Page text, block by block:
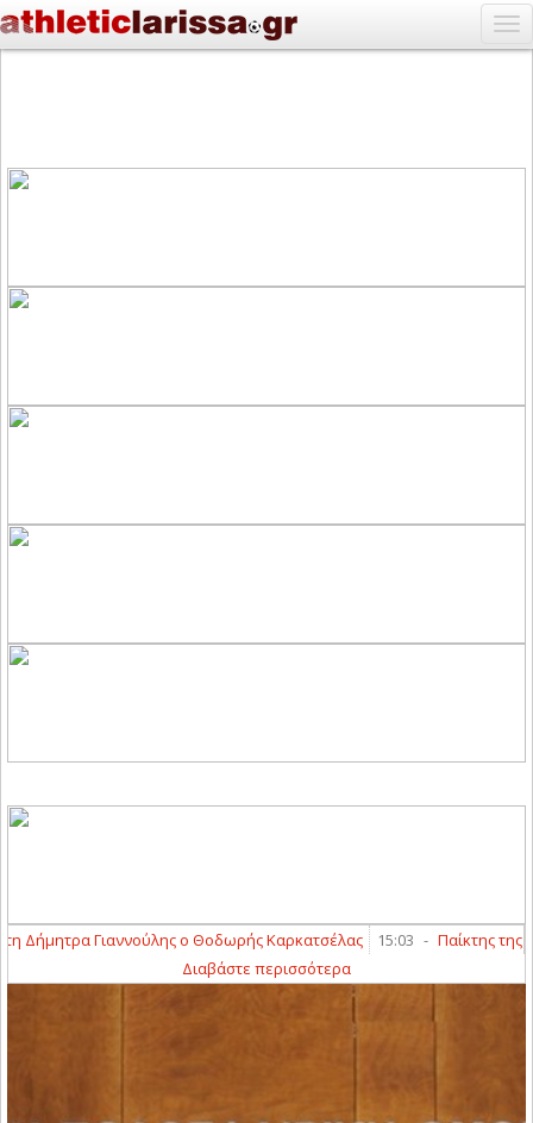
Γιαννούλης ο Θοδωρής Καρκατσέλας 15:03 - Παίκτης της
Διαβάστε περισσότερα